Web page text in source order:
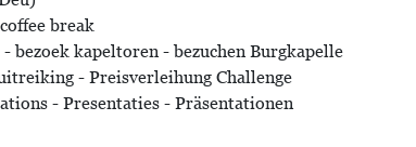
break
bezoek kapeltoren - bezuchen Burgkapelle
- Preisverleihung Challenge
- Presentaties - Präsentationen